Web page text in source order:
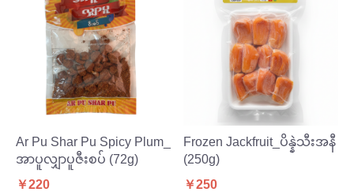
Ar Pu Shar Pu Spicy Plum_
အာပူလျှာပူဇီးစပ် (72g)
￥220
Frozen Jackfruit_ပိန္နဲသီးအနီ
(250g)
￥250